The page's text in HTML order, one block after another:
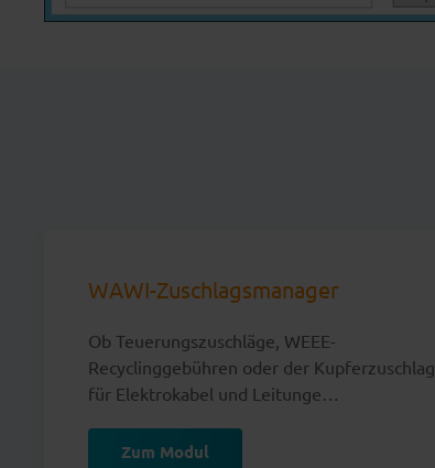
WAWI-Zuschlagsmanager
Ob Teuerungszuschläge, WEEE-
Recyclinggebühren oder der Kupferzuschlag
für Elektrokabel und Leitunge…
Zum Modul